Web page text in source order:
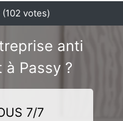
(102 votes)
anti
Passy ?
7/7